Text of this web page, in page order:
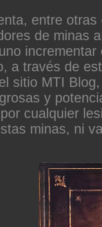
entre
de minas
a través de
sitio MTI
y
cualquier
minas, ni